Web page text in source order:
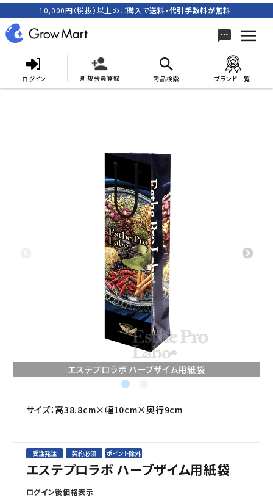
10,000円（税抜）以上のご購入で送料・代引手数料が無料
ログイン 新規会員登録 商品検索 ブランド一覧
person 新規会員登録
プライバシーポリシー
特定商取引法について
エステプロラボ ハーブザイム用紙袋
サイズ：高38.8cm×幅10cm×奥行9cm
受注発注 契約必須 ポイント除外
エステプロラボ ハーブザイム用紙袋
ログイン後価格表示